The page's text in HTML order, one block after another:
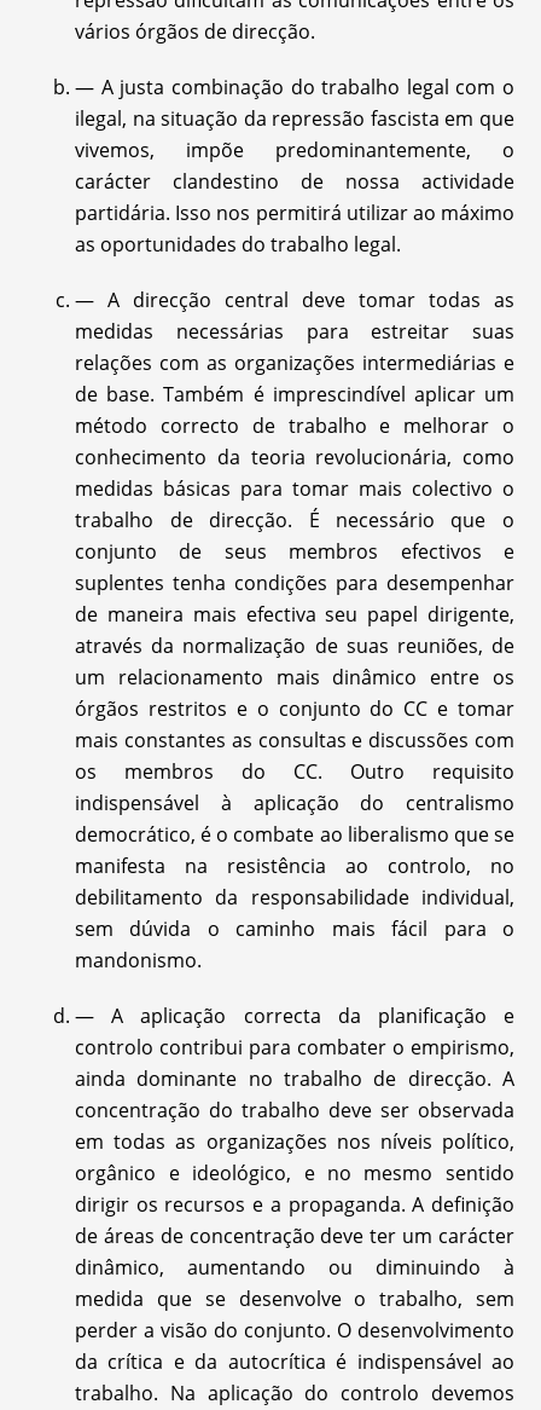
vários órgãos de direcção.
— A justa combinação do trabalho legal com o
ilegal, na situação da repressão fascista em que
vivemos, impõe predominantemente, o
carácter clandestino de nossa actividade
partidária. Isso nos permitirá utilizar ao máximo
as oportunidades do trabalho legal.
— A direcção central deve tomar todas as
medidas necessárias para estreitar suas
relações com as organizações intermediárias e
de base. Também é imprescindível aplicar um
método correcto de trabalho e melhorar o
conhecimento da teoria revolucionária, como
medidas básicas para tomar mais colectivo o
trabalho de direcção. É necessário que o
conjunto de seus membros efectivos e
suplentes tenha condições para desempenhar
de maneira mais efectiva seu papel dirigente,
através da normalização de suas reuniões, de
um relacionamento mais dinâmico entre os
órgãos restritos e o conjunto do CC e tomar
mais constantes as consultas e discussões com
os membros do CC. Outro requisito
indispensável à aplicação do centralismo
democrático, é o combate ao liberalismo que se
manifesta na resistência ao controlo, no
debilitamento da responsabilidade individual,
sem dúvida o caminho mais fácil para o
mandonismo.
— A aplicação correcta da planificação e
controlo contribui para combater o empirismo,
ainda dominante no trabalho de direcção. A
concentração do trabalho deve ser observada
em todas as organizações nos níveis político,
orgânico e ideológico, e no mesmo sentido
dirigir os recursos e a propaganda. A definição
de áreas de concentração deve ter um carácter
dinâmico, aumentando ou diminuindo à
medida que se desenvolve o trabalho, sem
perder a visão do conjunto. O desenvolvimento
da crítica e da autocrítica é indispensável ao
trabalho. Na aplicação do controlo devemos